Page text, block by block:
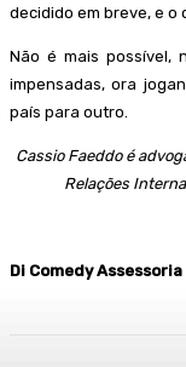
decidido em breve, e o
Não é mais possível,
impensadas, ora
país para outro.
Cassio Faeddo é
Relações
Di Comedy Assessoria